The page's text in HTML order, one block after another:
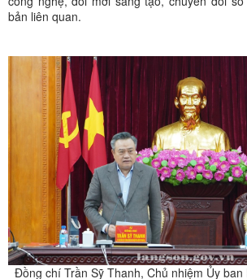
bản liên quan.
Đồng chí Trần Sỹ Thanh, Chủ nhiệm Ủy